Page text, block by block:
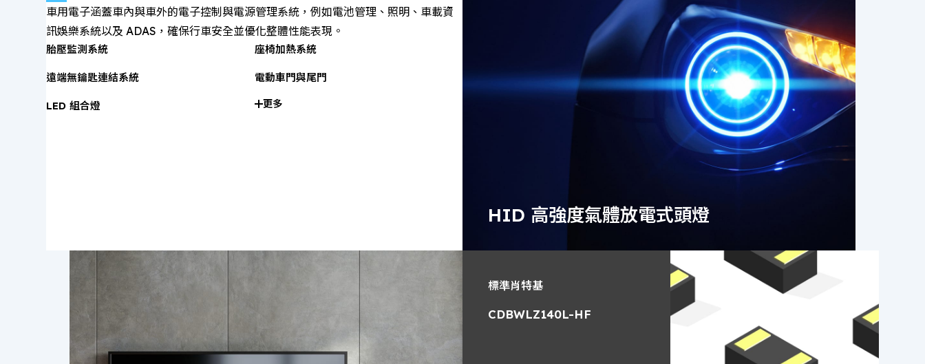
車用電子涵蓋車內與車外的電子控制與電源管理系統，例如電池管理、照明、車載資
訊娛樂系統以及 ADAS，確保行車安全並優化整體性能表現。
胎壓監測系統 座椅加熱系統
遠端無鑰匙連結系統 電動車門與尾門
LED 組合燈 更多
HID 高強度氣體放電式頭燈
標準肖特基
CDBWLZ140L-HF